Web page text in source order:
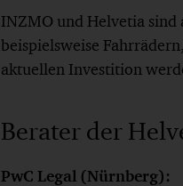
INZMO und Helvetia sind
beispielsweise
aktuellen Investition
Berater der
PwC Legal (Nürnberg):